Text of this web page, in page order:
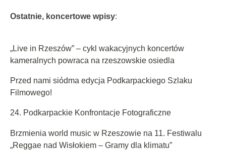
Ostatnie, koncertowe wpisy:
„Live in Rzeszów” – cykl wakacyjnych koncertów
kameralnych powraca na rzeszowskie osiedla
Przed nami siódma edycja Podkarpackiego Szlaku
Filmowego!
24. Podkarpackie Konfrontacje Fotograficzne
Brzmienia world music w Rzeszowie na 11. Festiwalu
„Reggae nad Wisłokiem – Gramy dla klimatu”